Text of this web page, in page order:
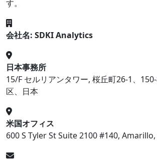
す。
会社名: SDKI Analytics
日本事務所
15/F セルリアンタワー, 桜丘町26-1、
区、日本
米国オフィス
600 S Tyler St Suite 2100 #140, Amarillo,